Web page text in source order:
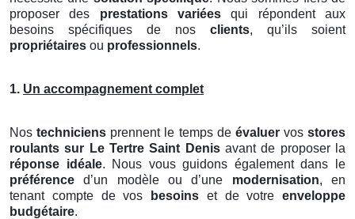
proposer des prestations variées qui répondent aux
besoins spécifiques de nos clients, qu’ils soient
propriétaires ou professionnels.
1. Un accompagnement complet
Nostechniciens prennent le temps de évaluervos stores
roulants sur Le Tertre Saint Denisavant de proposer la
réponse idéale. Nous vous guidons également dans le
préférence d’un modèle ou d’une modernisation, en
tenant compte de vos
besoins et de votre enveloppe
budgétaire.